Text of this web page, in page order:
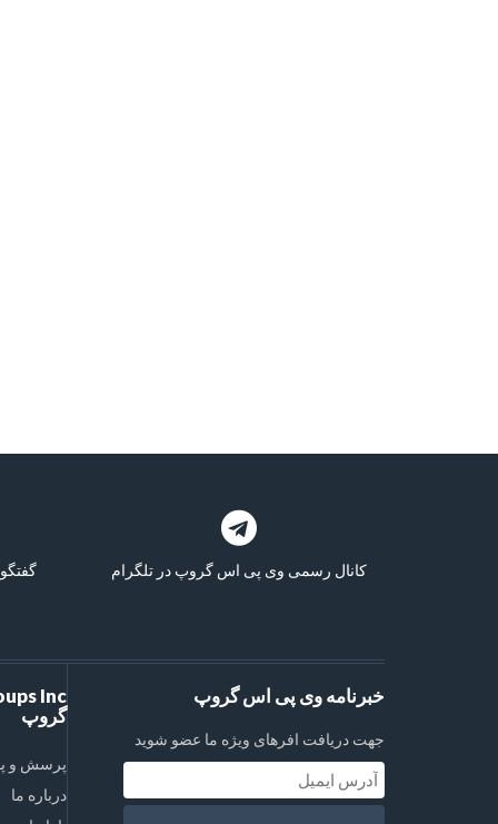
کانال رسمی وی پی اس گروپ در تلگرام
گروپ
پرسش و
درباره ما
خبرنامه وی پی اس گروپ
جهت دریافت افرهای ویژه ما عضو شوید